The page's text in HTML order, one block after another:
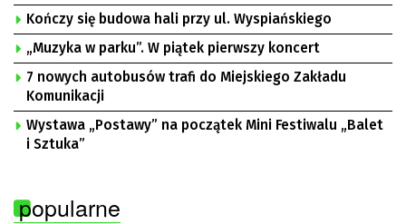
Kończy się budowa hali przy ul. Wyspiańskiego
„Muzyka w parku”. W piątek pierwszy koncert
7 nowych autobusów trafi do Miejskiego Zakładu
Komunikacji
Wystawa „Postawy” na początek Mini Festiwalu „Balet
i Sztuka”
popularne